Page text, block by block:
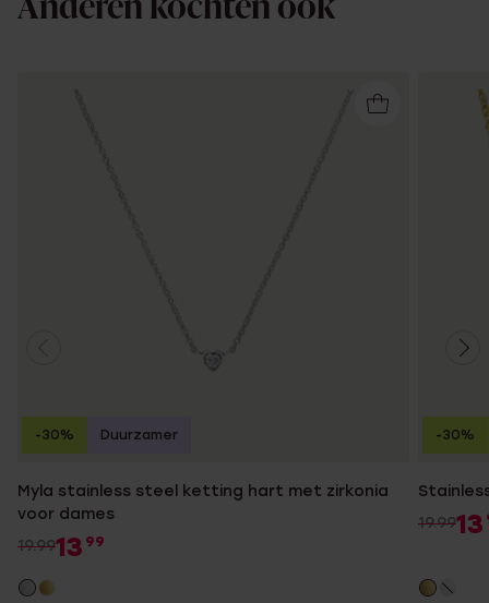
Anderen kochten ook
Myla stainless steel ketting hart met zirkonia
voor dames
19.9913 99
-30% Duurzamer
19.9913
-30%